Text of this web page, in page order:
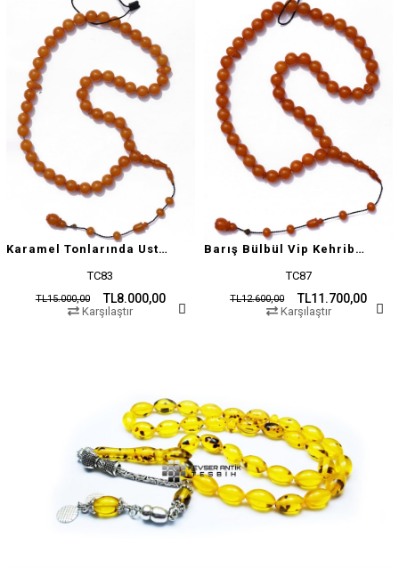
Karamel Tonlarında Usta İşçilikli Tesbih
TC83
TL8.000,00
TL15.000,00
Karşılaştır
Barış Bülbül Vip Kehribar Tesbih
TC87
TL11.700,00
TL12.600,00
Karşılaştır